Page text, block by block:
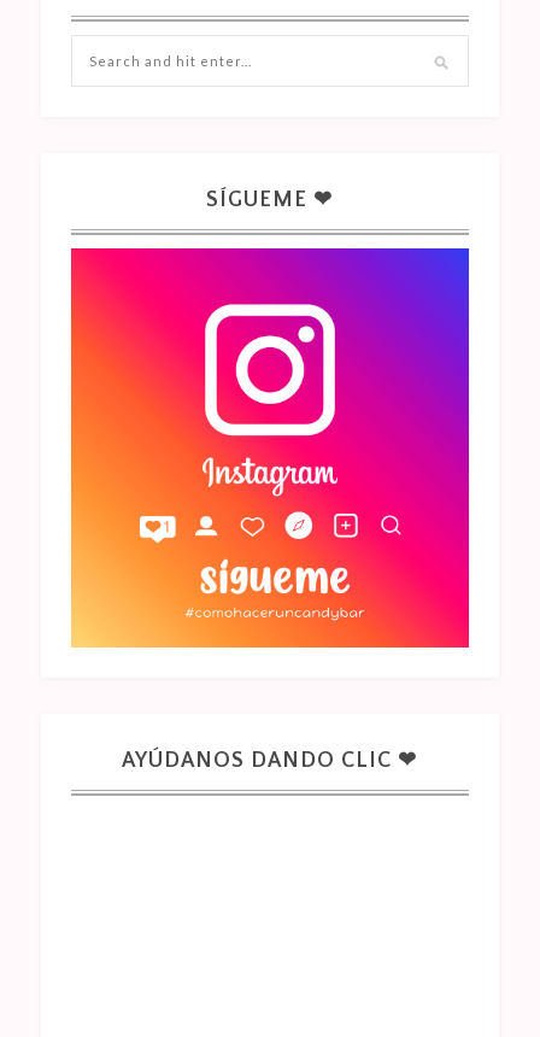
SÍGUEME ❤
AYÚDANOS DANDO CLIC ❤